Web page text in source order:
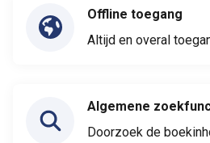
Offline toegang
Altijd en overal
Algemene
Doorzoek de